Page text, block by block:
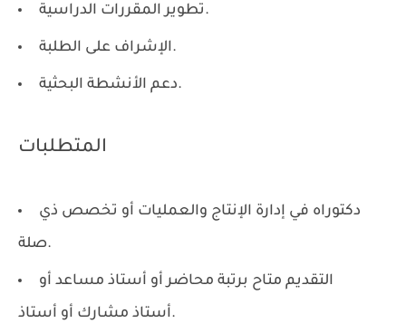
تطوير المقررات الدراسية.
الإشراف على الطلبة.
دعم الأنشطة البحثية.
المتطلبات
دكتوراه في إدارة الإنتاج والعمليات أو تخصص ذي
صلة.
التقديم متاح برتبة محاضر أو أستاذ مساعد أو
أستاذ مشارك أو أستاذ.